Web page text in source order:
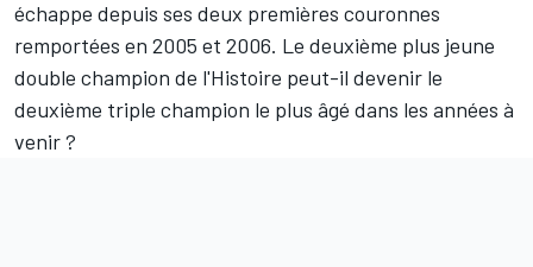
échappe depuis ses deux premières couronnes
remportées en 2005 et 2006. Le deuxième plus jeune
double champion de l'Histoire peut-il devenir le
deuxième triple champion le plus âgé dans les années à
venir ?